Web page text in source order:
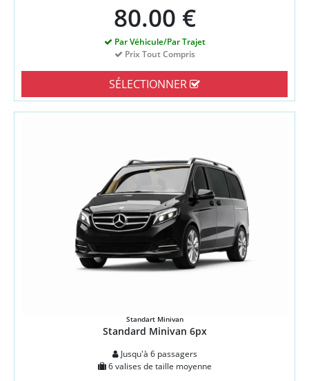
80.00 €
Par Véhicule/Par Trajet
Prix Tout Compris
SÉLECTIONNER
Standart Minivan
Standard Minivan 6px
Jusqu'à 6 passagers
6 valises de taille moyenne